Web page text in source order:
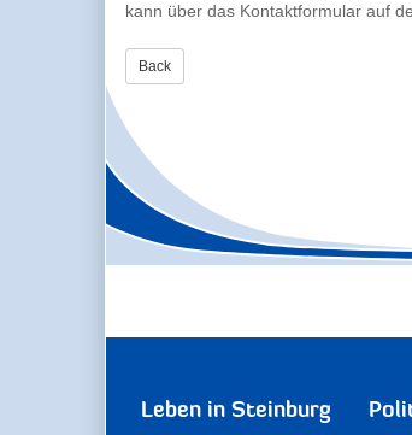
kann über das Kontaktformular auf
Back
Leben in Steinburg